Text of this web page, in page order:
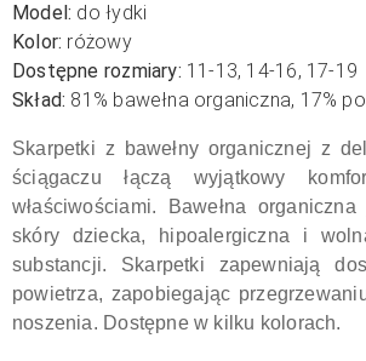
Model: do łydki
Kolor: różowy
Dostępne rozmiary: 11-13, 14-16, 17-19
Skład: 81% bawełna organiczna, 17%
Skarpetki z bawełny organicznej z
ściągaczu łączą wyjątkowy
właściwościami. Bawełna
skóry dziecka, hipoalergiczna i
substancji. Skarpetki zapewniają
powietrza, zapobiegając
noszenia. Dostępne w kilku kolorach.